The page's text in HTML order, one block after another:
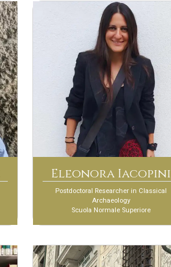
Eleonora Iacopini
Postdoctoral Researcher in Classical
Archaeology
Scuola Normale Superiore